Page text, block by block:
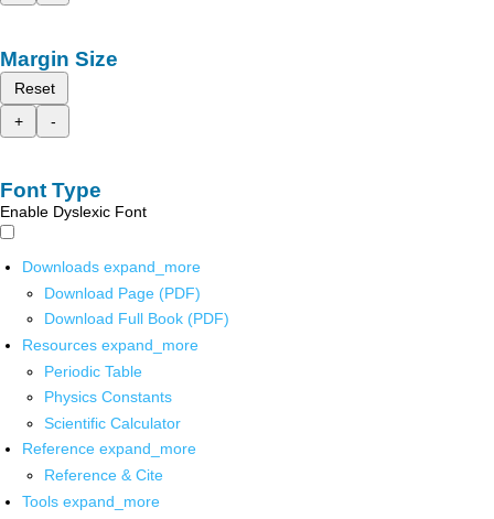
Margin Size
Reset
+
-
Font Type
Enable Dyslexic Font
Downloads expand_more
Download Page (PDF)
Download Full Book (PDF)
Resources expand_more
Periodic Table
Physics Constants
Scientific Calculator
Reference expand_more
Reference & Cite
Tools expand_more